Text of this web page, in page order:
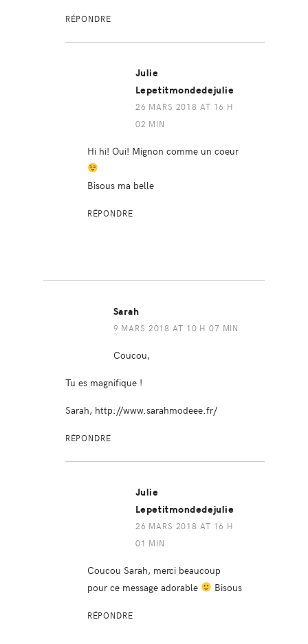
RÉPONDRE
Julie
Lepetitmondedejulie
26 MARS 2018 AT 16 H
02 MIN
Hi hi! Oui! Mignon comme un coeur
Bisous ma belle
RÉPONDRE
Sarah
9 MARS 2018 AT 10 H 07 MIN
Coucou,
Tu es magnifique !
Sarah, http://www.sarahmodeee.fr/
RÉPONDRE
Julie
Lepetitmondedejulie
26 MARS 2018 AT 16 H
01 MIN
Coucou Sarah, merci beaucoup
pour ce message adorable
Bisous
RÉPONDRE